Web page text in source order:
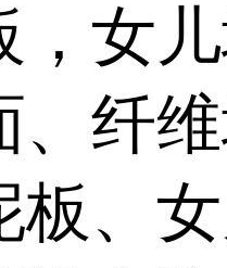
，女
、纤
板、